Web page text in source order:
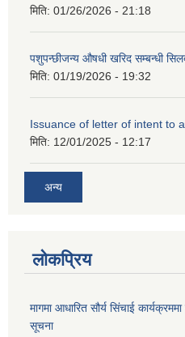
मिति: 01/26/2026 - 21:18
पशुपन्छीजन्य औषधी खरिद सम्बन्धी
मिति: 01/19/2026 - 19:32
Issuance of letter of intent to
मिति: 12/01/2025 - 12:17
अन्य
लोकप्रिय
मागमा आधारित सौर्य सिंचाई
सूचना